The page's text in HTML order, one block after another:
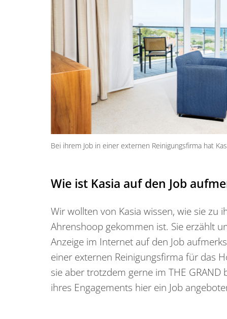
Bei ihrem Job in einer externen Reinigungsfirma hat
Wie ist Kasia auf den Job
Wir wollten von Kasia wissen, wie sie zu
Ahrenshoop gekommen ist. Sie erzählt
Anzeige im Internet auf den Job
einer externen Reinigungsfirma für das
sie aber trotzdem gerne im THE
ihres Engagements hier ein Job